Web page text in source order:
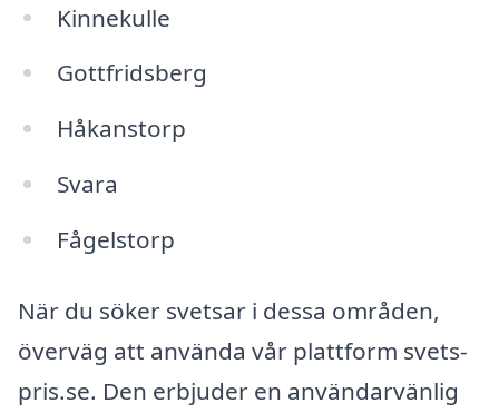
Kinnekulle
Gottfridsberg
Håkanstorp
Svara
Fågelstorp
När du söker svetsar i dessa områden,
överväg att använda vår plattform svets-
pris.se. Den erbjuder en användarvänlig